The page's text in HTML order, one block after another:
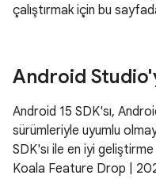
çalıştırmak için bu
Android
Android 15 SDK'sı,
sürümleriyle uyumlu
SDK'sı ile en iyi
Koala Feature Drop |